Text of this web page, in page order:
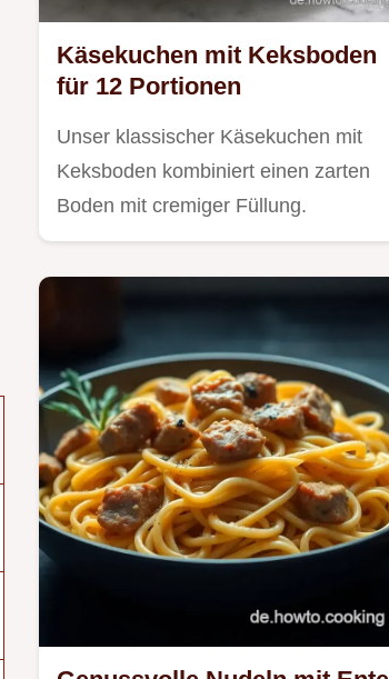
Käsekuchen mit Keksboden
für 12 Portionen
Unser klassischer Käsekuchen mit
Keksboden kombiniert einen zarten
Boden mit cremiger Füllung.